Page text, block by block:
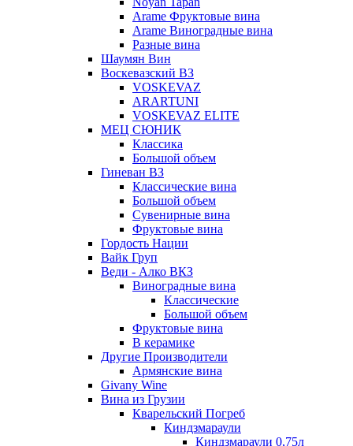
Arame Фруктовые вина
Arame Виноградные вина
Разные вина
Шаумян Вин
Воскевазский ВЗ
VOSKEVAZ
ARARTUNI
VOSKEVAZ ELITE
МЕЦ СЮНИК
Классика
Большой объем
Гиневан ВЗ
Классические вина
Большой объем
Сувенирные вина
Фруктовые вина
Гордость Нации
Вайк Груп
Веди - Алко ВКЗ
Виноградные вина
Классические
Большой объем
Фруктовые вина
В керамике
Другие Производители
Армянские вина
Givany Wine
Вина из Грузии
Кварельский Погреб
Киндзмараули
Киндзмараули 0,75л